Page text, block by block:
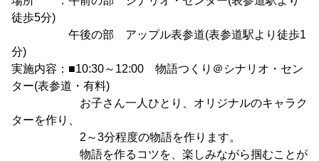
徒歩5分)
午後の部 アップル表参道(表参道駅より徒歩1
分)
実施内容：■10:30～12:00 物語つくり＠シナリオ・セン
ター(表参道・有料)
お子さん一人ひとり、オリジナルのキャラク
ターを作り、
2～3分程度の物語を作ります。
物語を作るコツを、楽しみながら掴むことが